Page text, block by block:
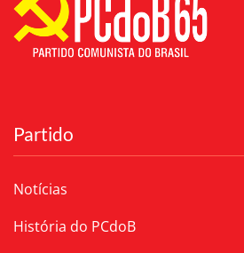
Partido
Notícias
História do PCdoB